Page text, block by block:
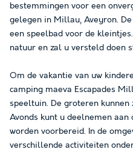
bestemmingen voor een
gelegen in Millau, Aveyron.
een speelbad voor de
natuur en zal u versteld doen
Om de vakantie van uw
camping maeva Escapades
speeltuin. De groteren
Avonds kunt u deelnemen
worden voorbereid. In de
verschillende activiteiten